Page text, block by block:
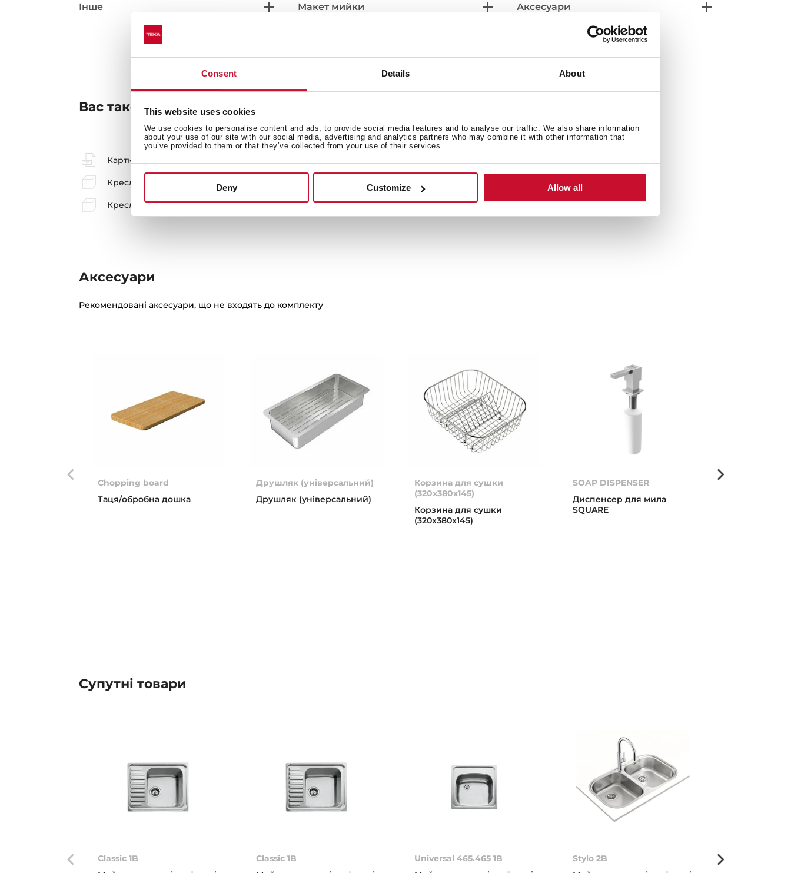
Consent Details About
This website uses cookies
We use cookies to personalise content and ads, to provide social media features and to analyse our traffic. We also share information
about your use of our site with our social media, advertising and analytics partners who may combine it with other information that
you’ve provided to them or that they’ve collected from your use of their services.
Deny Customize Allow all
Інше Макет мийки Аксесуари
Вас також може зацікавити
Картка товару
Креслення для монтажу підвісної системи Креслення для прихованого монтажу
Креслення верхньої установки Високоякісні зображення
Аксесуари
Рекомендовані аксесуари, що не входять до комплекту
SOAP DISPENSER
Диспенсер для мила
SQUARE
Chopping board
Таця/обробна дошка
Друшляк (універсальний)
Друшляк (універсальний)
Корзина для сушки
(320x380x145)
Корзина для сушки
(320x380x145)
Супутні товари
Classic 1B
Classic 1B
Universal 465.465 1B
Stylo 2B